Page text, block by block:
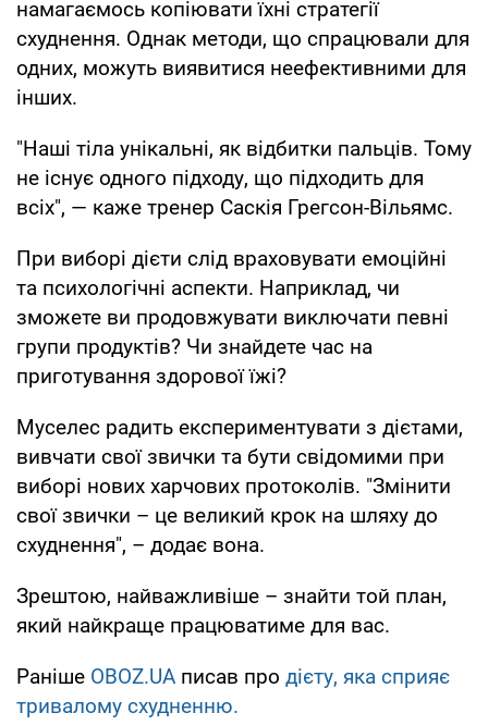
намагаємось копіювати їхні стратегії
схуднення. Однак методи, що спрацювали для
одних, можуть виявитися неефективними для
інших.
"Наші тіла унікальні, як відбитки пальців. Тому
не існує одного підходу, що підходить для
всіх", — каже тренер Саскія Грегсон-Вільямс.
При виборі дієти слід враховувати емоційні
та психологічні аспекти. Наприклад, чи
зможете ви продовжувати виключати певні
групи продуктів? Чи знайдете час на
приготування здорової їжі?
Муселес радить експериментувати з дієтами,
вивчати свої звички та бути свідомими при
виборі нових харчових протоколів. "Змінити
свої звички – це великий крок на шляху до
схуднення", – додає вона.
Зрештою, найважливіше – знайти той план,
який найкраще працюватиме для вас.
Раніше OBOZ.UA писав про дієту, яка сприяє
тривалому схудненню.